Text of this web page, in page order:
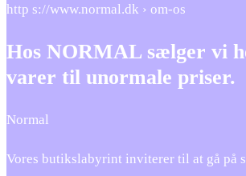
http s://www.normal.dk › om-os
Hos NORMAL sælger vi
varer til unormale priser.
Normal
Vores butikslabyrint inviterer til at gå på